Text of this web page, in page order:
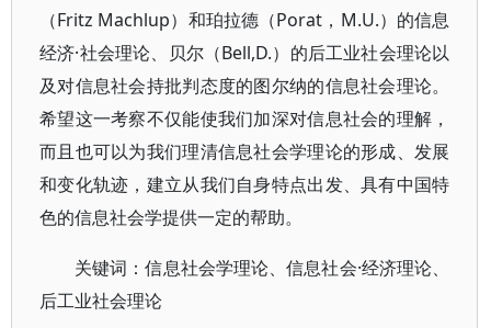
（Fritz Machlup）和珀拉德（Porat，M.U.）的信息
经济·社会理论、贝尔（Bell,D.）的后工业社会理论以
及对信息社会持批判态度的图尔纳的信息社会理论。
希望这一考察不仅能使我们加深对信息社会的理解，
而且也可以为我们理清信息社会学理论的形成、发展
和变化轨迹，建立从我们自身特点出发、具有中国特
色的信息社会学提供一定的帮助。
关键词：信息社会学理论、信息社会·经济理论、
后工业社会理论